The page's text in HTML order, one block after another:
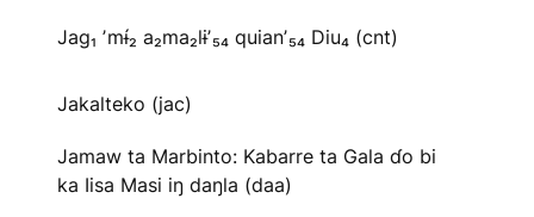
Jag₁ ʼmɨ́₂ a₂ma₂lɨʼ₅₄ quianʼ₅₄ Diu₄ (cnt)
Jakalteko (jac)
Jamaw ta Marbinto: Kabarre ta Gala ɗo bi
ka Iisa Masi iŋ daŋla (daa)